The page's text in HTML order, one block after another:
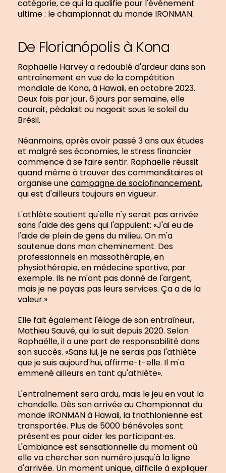
catégorie, ce qui la qualifie pour l'événement
ultime : le championnat du monde IRONMAN.
De Florianópolis à Kona
Raphaëlle Harvey a redoublé d'ardeur dans son
entraînement en vue de la compétition
mondiale de Kona, à Hawaii, en octobre 2023.
Deux fois par jour, 6 jours par semaine, elle
courait, pédalait ou nageait sous le soleil du
Brésil.
Néanmoins, après avoir passé 3 ans aux études
et malgré ses économies, le stress financier
commence à se faire sentir. Raphaëlle réussit
quand même à trouver des commanditaires et
organise unecampagne de sociofinancement,
qui est d'ailleurs toujours en vigueur.
L'athlète soutient qu'elle n'y serait pas arrivée
sans l'aide des gens qui l'appuient: «J'ai eu de
l'aide de plein de gens du milieu. On m'a
soutenue dans mon cheminement. Des
professionnels en massothérapie, en
physiothérapie, en médecine sportive, par
exemple. Ils ne m'ont pas donné de l'argent,
mais je ne payais pas leurs services. Ça a de la
valeur.»
Elle fait également l'éloge de son entraîneur,
Mathieu Sauvé, qui la suit depuis 2020. Selon
Raphaëlle, il a une part de responsabilité dans
son succès. «Sans lui, je ne serais pas l'athlète
que je suis aujourd'hui, affirme-t-elle. Il m'a
emmené ailleurs en tant qu'athlète».
L'entraînement sera ardu, mais le jeu en vaut la
chandelle. Dès son arrivée au Championnat du
monde IRONMAN à Hawaii, la triathlonienne est
transportée. Plus de 5000 bénévoles sont
présent·es pour aider les participant·es.
L'ambiance est sensationnelle du moment où
elle va chercher son numéro jusqu'à la ligne
d'arrivée. Un moment unique, difficile à expliquer